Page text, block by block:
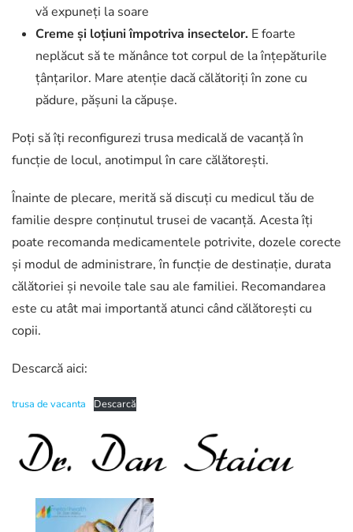
vă expuneți la soare
Creme și loțiuni împotriva insectelor. E foarte
neplăcut să te mănânce tot corpul de la înțepăturile
țânțarilor. Mare atenție dacă călătoriți în zone cu
pădure, pășuni la căpușe.
Poți să îți reconfigurezi trusa medicală de vacanță în
funcție de locul, anotimpul în care călătorești.
Înainte de plecare, merită să discuți cu medicul tău de
familie despre conținutul trusei de vacanță. Acesta îți
poate recomanda medicamentele potrivite, dozele corecte
și modul de administrare, în funcție de destinație, durata
călătoriei și nevoile tale sau ale familiei. Recomandarea
este cu atât mai importantă atunci când călătorești cu
copii.
Descarcă aici:
trusa de vacanta Descarcă